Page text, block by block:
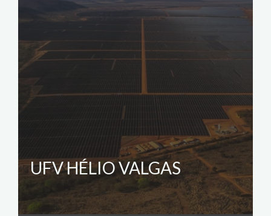
UFV HÉLIO VALGAS